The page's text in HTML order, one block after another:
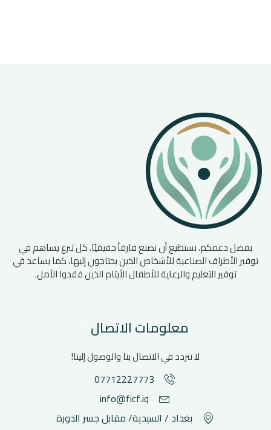
بفضل دعمكم، نستطيع أن نصنع فارقأ حقيقيًا. كل تبرع يساهم في
توفير الأطراف الصناعية للأشخاص الذين يحتاجون إليها، كما يساعد في
توفير التعليم والرعاية للأطفال الأيتام الذين فقدوا الأمل.
معلومات الاتصال
لا تتردد في الاتصال بنا والوصول إلينا!
07712227773
info@ficf.iq
بغداد / السيدية/ مقابل جسر الدورة